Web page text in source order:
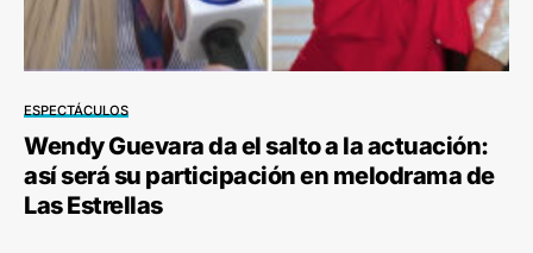
ESPECTÁCULOS
Wendy Guevara da el salto a la actuación:
así será su participación en melodrama de
Las Estrellas